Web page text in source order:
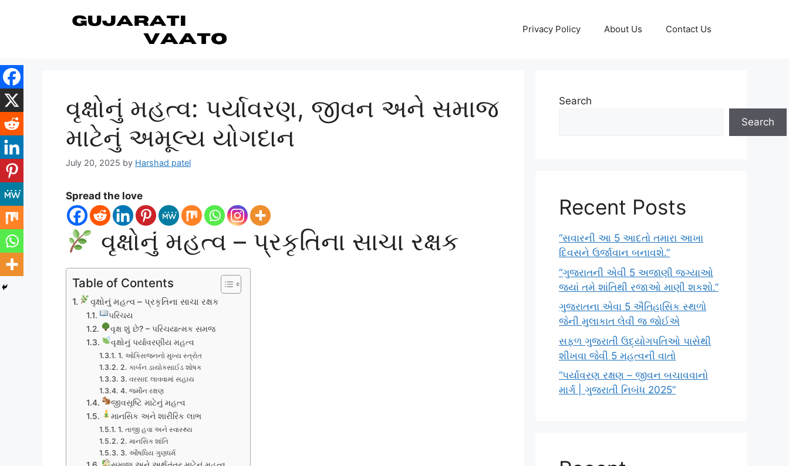
Privacy Policy About Us Contact Us
વૃક્ષોનું મહત્વ: પર્યાવરણ, જીવન અને સમાજ
માટેનું અમૂલ્ય યોગદાન
July 20, 2025 by Harshad patel
Spread the love
વૃક્ષોનું મહત્વ – પ્રકૃતિના સાચા રક્ષક
Table of Contents
વૃક્ષોનું મહત્વ – પ્રકૃતિના સાચા રક્ષક
પરિચય
વૃક્ષ શું છે? – પરિચયાત્મક સમજ
વૃક્ષોનું પર્યાવરણીય મહત્વ
1. ઓક્સિજનનો મુખ્ય સ્ત્રોત
2. કાર્બન ડાયોક્સાઈડ શોષક
3. વરસાદ લાવવામાં સહાય
4. જમીન રક્ષણ
જીવસૃષ્ટિ માટેનું મહત્વ
માનસિક અને શારીરિક લાભ
1. તાજી હવા અને સ્વાસ્થ્ય
2. માનસિક શાંતિ
3. ઔષધિય ગુણધર્મ
Search
Search
Recent Posts
“સવારની આ 5 આદતો તમારા આખા
દિવસને ઉર્જાવાન બનાવશે.”
“ગુજરાતની એવી 5 અજાણી જગ્યાઓ
જ્યાં તમે શાંતિથી રજાઓ માણી શકશો.”
ગુજરાતના એવા 5 ઐતિહાસિક સ્થળો
જેની મુલાકાત લેવી જ જોઈએ
સફળ ગુજરાતી ઉદ્યોગપતિઓ પાસેથી
શીખવા જેવી 5 મહત્વની વાતો
“પર્યાવરણ રક્ષણ – જીવન બચાવવાનો
માર્ગ | ગુજરાતી નિબંધ 2025”